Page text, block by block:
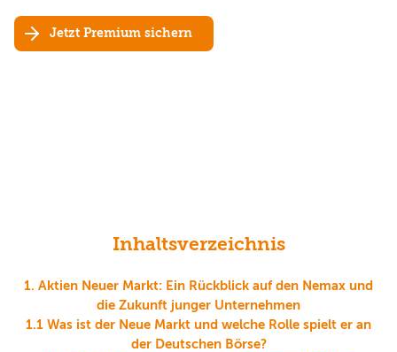
Jetzt Premium sichern
Inhaltsverzeichnis
1. Aktien Neuer Markt: Ein Rückblick auf den Nemax und
die Zukunft junger Unternehmen
1.1 Was ist der Neue Markt und welche Rolle spielt er an
der Deutschen Börse?